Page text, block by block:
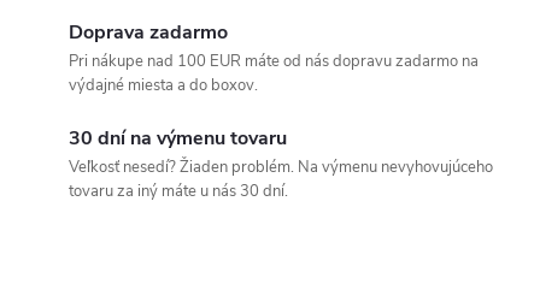
Doprava zadarmo
Pri nákupe nad 100 EUR máte od nás dopravu zadarmo na
výdajné miesta a do boxov.
30 dní na výmenu tovaru
Veľkosť nesedí? Žiaden problém. Na výmenu nevyhovujúceho
tovaru za iný máte u nás 30 dní.